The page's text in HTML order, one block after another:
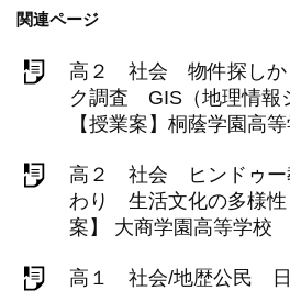
関連ページ
高２ 社会 物件探しか
ク調査 GIS（地理情報
【授業案】桐蔭学園
高２ 社会 ヒンドゥー
わり 生活文化の多様
案】 大商学園高等学校
高１ 社会/地歴公民 日